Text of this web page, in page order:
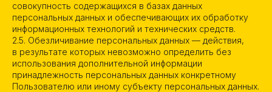
совокупность содержащихся в базах данных
персональных данных и обеспечивающих их обработку
информационных технологий и технических средств.
2.5. Обезличивание персональных данных — действия,
в результате которых невозможно определить без
использования дополнительной информации
принадлежность персональных данных конкретному
Пользователю или иному субъекту персональных данных.